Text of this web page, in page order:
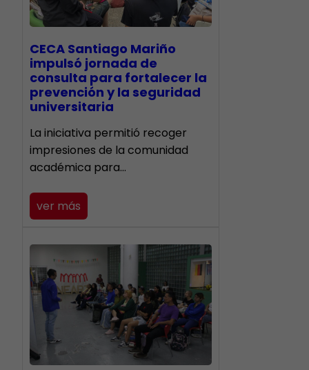
CECA Santiago Mariño
impulsó jornada de
consulta para fortalecer la
prevención y la seguridad
universitaria
La iniciativa permitió recoger
impresiones de la comunidad
académica para…
ver más